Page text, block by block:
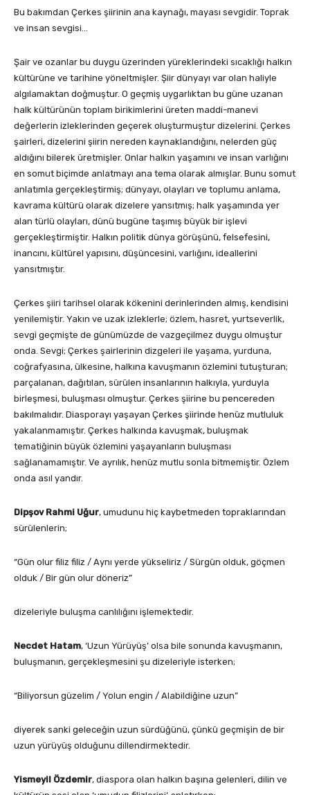
Bu bakımdan Çerkes şiirinin ana kaynağı, mayası sevgidir. Toprak
ve insan sevgisi…
Şair ve ozanlar bu duygu üzerinden yüreklerindeki sıcaklığı halkın
kültürüne ve tarihine yöneltmişler. Şiir dünyayı var olan haliyle
algılamaktan doğmuştur. O geçmiş uygarlıktan bu güne uzanan
halk kültürünün toplam birikimlerini üreten maddi-manevi
değerlerin izleklerinden geçerek oluşturmuştur dizelerini. Çerkes
şairleri, dizelerini şiirin nereden kaynaklandığını, nelerden güç
aldığını bilerek üretmişler. Onlar halkın yaşamını ve insan varlığını
en somut biçimde anlatmayı ana tema olarak almışlar. Bunu somut
anlatımla gerçekleştirmiş; dünyayı, olayları ve toplumu anlama,
kavrama kültürü olarak dizelere yansıtmış; halk yaşamında yer
alan türlü olayları, dünü bugüne taşımış büyük bir işlevi
gerçekleştirmiştir. Halkın politik dünya görüşünü, felsefesini,
inancını, kültürel yapısını, düşüncesini, varlığını, ideallerini
yansıtmıştır.
Çerkes şiiri tarihsel olarak kökenini derinlerinden almış, kendisini
yenilemiştir. Yakın ve uzak izleklerle; özlem, hasret, yurtseverlik,
sevgi geçmişte de günümüzde de vazgeçilmez duygu olmuştur
onda. Sevgi; Çerkes şairlerinin dizgeleri ile yaşama, yurduna,
coğrafyasına, ülkesine, halkına kavuşmanın özlemini tutuşturan;
parçalanan, dağıtılan, sürülen insanlarının halkıyla, yurduyla
birleşmesi, buluşması olmuştur. Çerkes şiirine bu pencereden
bakılmalıdır. Diasporayı yaşayan Çerkes şiirinde henüz mutluluk
yakalanmamıştır. Çerkes halkında kavuşmak, buluşmak
tematiğinin büyük özlemini yaşayanların buluşması
sağlanamamıştır. Ve ayrılık, henüz mutlu sonla bitmemiştir. Özlem
onda asıl yandır.
Dipşov Rahmi Uğur, umudunu hiç kaybetmeden topraklarından
sürülenlerin;
“Gün olur filiz filiz / Aynı yerde yükseliriz / Sürgün olduk, göçmen
olduk / Bir gün olur döneriz”
dizeleriyle buluşma canlılığını işlemektedir.
Necdet Hatam, ‘Uzun Yürüyüş’ olsa bile sonunda kavuşmanın,
buluşmanın, gerçekleşmesini şu dizeleriyle isterken;
“Biliyorsun güzelim / Yolun engin / Alabildiğine uzun”
diyerek sanki geleceğin uzun sürdüğünü, çünkü geçmişin de bir
uzun yürüyüş olduğunu dillendirmektedir.
Yismeyil Özdemir, diaspora olan halkın başına gelenleri, dilin ve